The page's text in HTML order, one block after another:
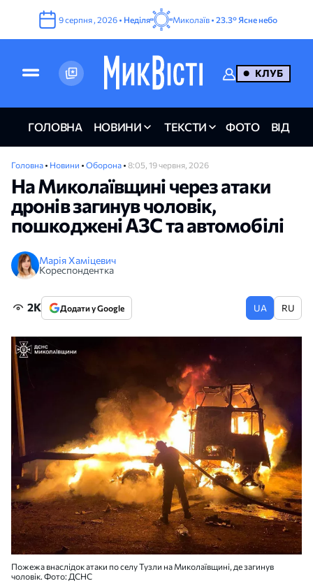
9серпня , 2026 • Неділя Миколаїв • 23.3° Ясне небо
КЛУБ
ГОЛОВНА НОВИНИ ТЕКСТИ ФОТО ВІДЕО
Головна • Новини • Оборона • 8:05, 19 червня, 2026
На Миколаївщині через атаки
дронів загинув чоловік,
пошкоджені АЗС та автомобілі
Марія Хаміцевич
Кореспондентка
2K Додати у Google UA RU
Пожежа внаслідок атаки по селу Тузли на Миколаївщині, де загинув
чоловік. Фото: ДСНС